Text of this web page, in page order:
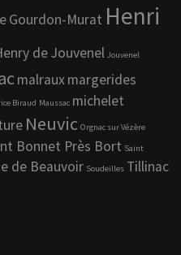
Gourdon-Murat Henri
de Jouvenel Jouvenel
malrauxmargerides
Biraud Maussac michelet
Neuvic Orgnac sur Vézère
Bonnet Près Bort Saint
de Beauvoir Soudeilles Tillinac